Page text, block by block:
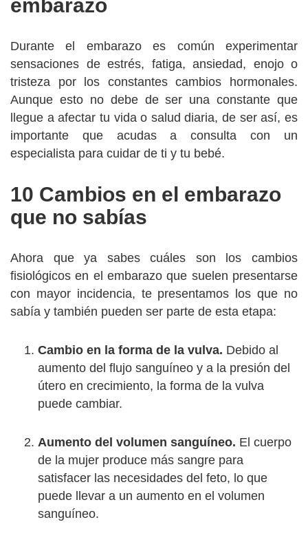
embarazo
Durante el embarazo es común experimentar
sensaciones de estrés, fatiga, ansiedad, enojo o
tristeza por los constantes cambios hormonales.
Aunque esto no debe de ser una constante que
llegue a afectar tu vida o salud diaria, de ser así, es
importante que acudas a consulta con un
especialista para cuidar de ti y tu bebé.
10 Cambios en el embarazo
que no sabías
Ahora que ya sabes cuáles son los cambios
fisiológicos en el embarazo que suelen presentarse
con mayor incidencia, te presentamos los que no
sabía y también pueden ser parte de esta etapa:
Cambio en la forma de la vulva. Debido al
aumento del flujo sanguíneo y a la presión del
útero en crecimiento, la forma de la vulva
puede cambiar.
Aumento del volumen sanguíneo. El cuerpo
de la mujer produce más sangre para
satisfacer las necesidades del feto, lo que
puede llevar a un aumento en el volumen
sanguíneo.